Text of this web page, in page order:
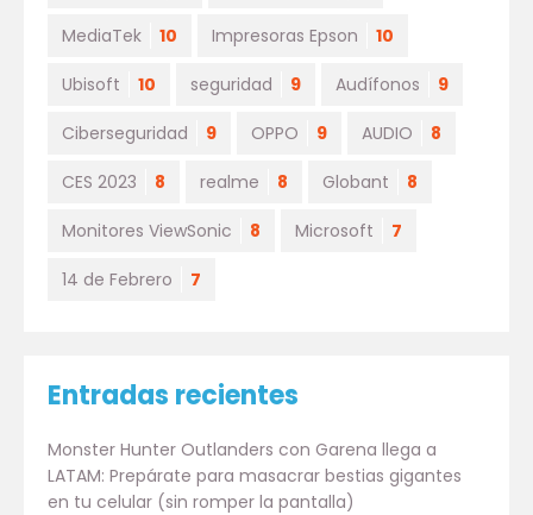
MediaTek 10 Impresoras Epson 10
Ubisoft 10 seguridad 9 Audífonos 9
Ciberseguridad 9 OPPO 9 AUDIO 8
CES 2023 8 realme 8 Globant 8
Monitores ViewSonic 8 Microsoft 7
14 de Febrero 7
Entradas recientes
Monster Hunter Outlanders con Garena llega a
LATAM: Prepárate para masacrar bestias gigantes
en tu celular (sin romper la pantalla)